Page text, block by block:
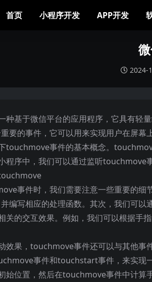
首页 小程序开发 APP开发
2024-
种基于微信平台的应用程序，它具有轻
要的事件，它可以用来实现用户在屏幕
touchmove事件的基本概念。
程序中，我们可以通过监听touchmove
事件时，我们需要注意一些重要的细
编写相应的处理函数。其次，我们可以
关的交互效果。例如，我们可以根据手
效果，touchmove事件还可以与其他事
事件和touchstart事件，来实现
始位置，然后在touchmove事件中计算